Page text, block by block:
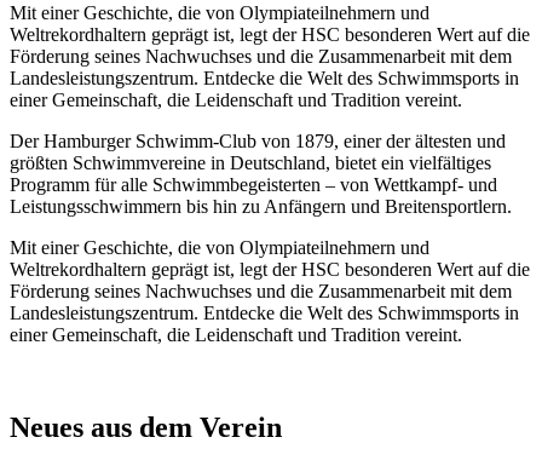
Mit einer Geschichte, die von Olympiateilnehmern und
Weltrekordhaltern geprägt ist, legt der HSC besonderen Wert auf die
Förderung seines Nachwuchses und die Zusammenarbeit mit dem
Landesleistungszentrum. Entdecke die Welt des Schwimmsports in
einer Gemeinschaft, die Leidenschaft und Tradition vereint.
Der Hamburger Schwimm-Club von 1879, einer der ältesten und
größten Schwimmvereine in Deutschland, bietet ein vielfältiges
Programm für alle Schwimmbegeisterten – von Wettkampf- und
Leistungsschwimmern bis hin zu Anfängern und Breitensportlern.
Mit einer Geschichte, die von Olympiateilnehmern und
Weltrekordhaltern geprägt ist, legt der HSC besonderen Wert auf die
Förderung seines Nachwuchses und die Zusammenarbeit mit dem
Landesleistungszentrum. Entdecke die Welt des Schwimmsports in
einer Gemeinschaft, die Leidenschaft und Tradition vereint.
Neues aus dem Verein